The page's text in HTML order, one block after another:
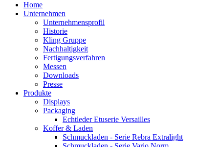
Home
Unternehmen
Unternehmensprofil
Historie
Kling Gruppe
Nachhaltigkeit
Fertigungsverfahren
Messen
Downloads
Presse
Produkte
Displays
Packaging
Echtleder Etuserie Versailles
Koffer & Laden
Schmuckladen - Serie Rebra Extralight